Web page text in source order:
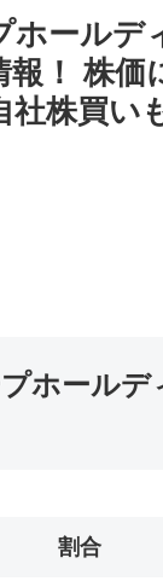
ホールデ
！ 株価
株買い
ホールデ
割合